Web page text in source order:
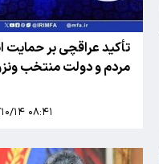
تأکید عراقچی بر حمایت
مردم و دولت منتخب
۱۴۰۴/۱۰/